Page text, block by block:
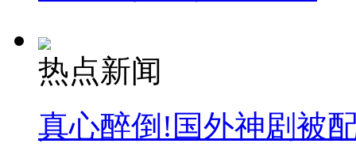
热点新闻
真心醉倒!国外神剧被